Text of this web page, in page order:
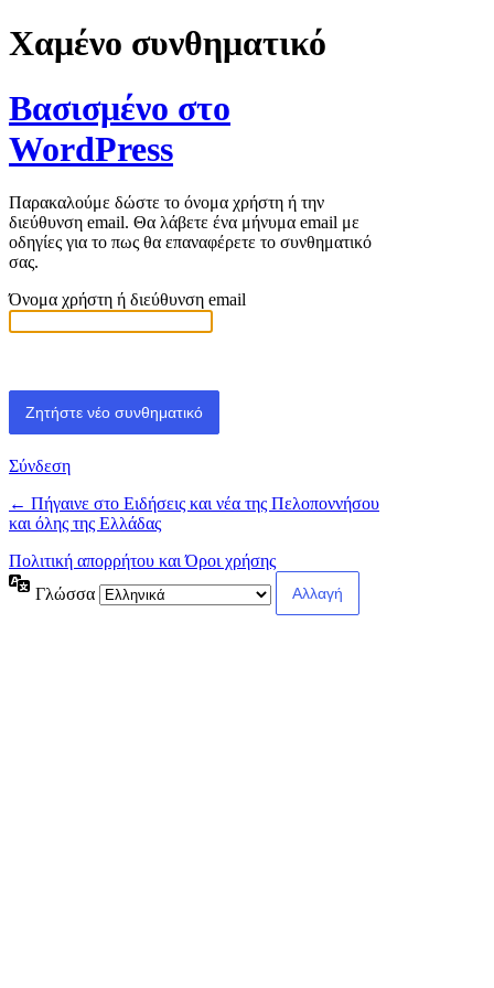
Χαμένο συνθηματικό
Βασισμένο στο
WordPress
Παρακαλούμε δώστε το όνομα χρήστη ή την
διεύθυνση email. Θα λάβετε ένα μήνυμα email με
οδηγίες για το πως θα επαναφέρετε το συνθηματικό
σας.
Όνομα χρήστη ή διεύθυνση email
Σύνδεση
← Πήγαινε στο Ειδήσεις και νέα της Πελοποννήσου
και όλης της Ελλάδας
Πολιτική απορρήτου και Όροι χρήσης
Γλώσσα